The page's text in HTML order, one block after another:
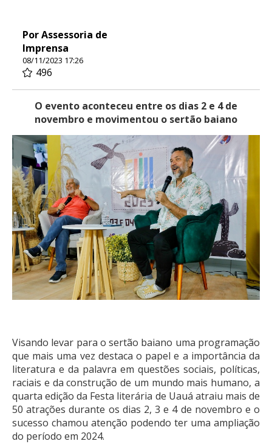
Por Assessoria de
Imprensa
08/11/2023 17:26
496
O evento aconteceu entre os dias 2 e 4 de
novembro e movimentou o sertão baiano
Visando levar para o sertão baiano uma programação
que mais uma vez destaca o papel e a importância da
literatura e da palavra em questões sociais, políticas,
raciais e da construção de um mundo mais humano, a
quarta edição da Festa literária de Uauá atraiu mais de
50 atrações durante os dias 2, 3 e 4 de novembro e o
sucesso chamou atenção podendo ter uma ampliação
do período em 2024.